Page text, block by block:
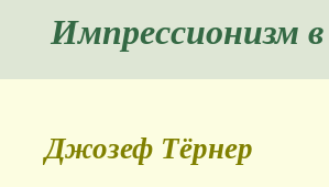
Импрессионизм
Джозеф Тёрнер